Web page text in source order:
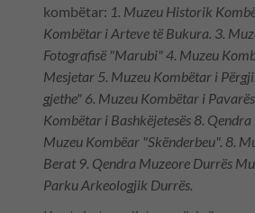
kombëtar: 1. Muzeu Historik
Kombëtar i Arteve të Bukura. 3.
Fotografisë "Marubi" 4. Muzeu
Mesjetar 5. Muzeu Kombëtar i
gjethe" 6. Muzeu Kombëtar i
Kombëtar i Bashkëjetesës 8.
Muzeu Kombëar "Skënderbeu". 8.
Berat 9. Qendra Muzeore Durrës
Parku Arkeologjik Durrës.